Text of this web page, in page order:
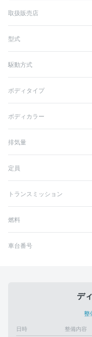
取扱販売店
型式
駆動方式
ボディタイプ
ボディカラー
排気量
定員
トランスミッション
燃料
車台番号
デ
整
日時 整備内容